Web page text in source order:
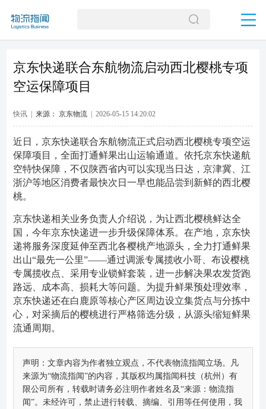
京东快递联合东航物流启动西北樱桃专项
空运保障项目
快讯 | 来源： 京东物流| 2026-05-15 14:20:02
近日，京东快递联合东航物流正式启动西北樱桃专项空运
保障项目，全面打通鲜果出山运输通道。依托京东快递航
空特快保障，不仅陕西省内可以实现当日达，京津冀、江
浙沪等地区消费者最快次日一早也能品尝到新鲜的西北樱
桃。
京东快递相关业务负责人介绍说，为让西北樱桃鲜达全
国，今年京东快递进一步升级保障体系。在产地，京东快
递将服务深度延伸至西北各樱桃产地源头，全力打通鲜果
出山“最先一公里”——通过调派专属揽收小哥、布设樱桃
专属揽收点、采用专业锁鲜套装，进一步解决果农发货跑
路远、成本高、损耗大等问题。为提升鲜果预处理效率，
京东快递还在白鹿原等核心产区周边设立集货点与分拣中
心，对采摘后的樱桃进行严格筛选分级，从源头缩短鲜果
流通周期。
声明：文章内容为作者独立观点，不代表物流指闻立场。凡
来源为“物流指闻”的内容，其版权均属指闻科技（杭州）有
限公司所有，转载时请务必注明作者姓名及“来源：物流指
闻”。未经许可，禁止进行转载、摘编、引用等任何使用，我